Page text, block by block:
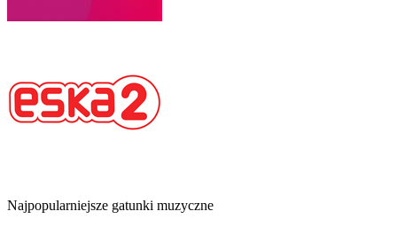
Najpopularniejsze gatunki muzyczne